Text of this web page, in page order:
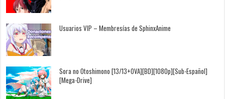
Usuarios VIP – Membresías de SphinxAnime
Sora no Otoshimono [13/13+OVA][BD][1080p][Sub-Español]
[Mega-Drive]